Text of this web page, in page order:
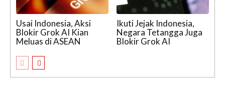
Usai Indonesia, Aksi
Blokir Grok AI Kian
Meluas di ASEAN
Ikuti Jejak Indonesia,
Negara Tetangga Juga
Blokir Grok AI